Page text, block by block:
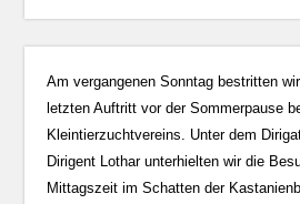
Am vergangenen Sonntag bestritten
letzten Auftritt vor der Sommerpause
Kleintierzuchtvereins. Unter dem
Dirigent Lothar unterhielten wir die
Mittagszeit im Schatten der